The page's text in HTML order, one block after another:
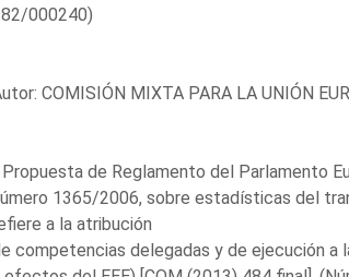
000240)
COMISIÓN MIXTA PARA LA UNIÓN
de Reglamento del Parlamento
1365/2006, sobre estadísticas del
a la atribución
competencias delegadas y de ejecución a